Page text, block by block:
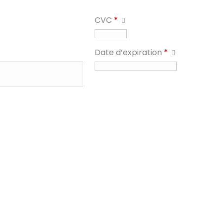
CVC *
Date d’expiration *